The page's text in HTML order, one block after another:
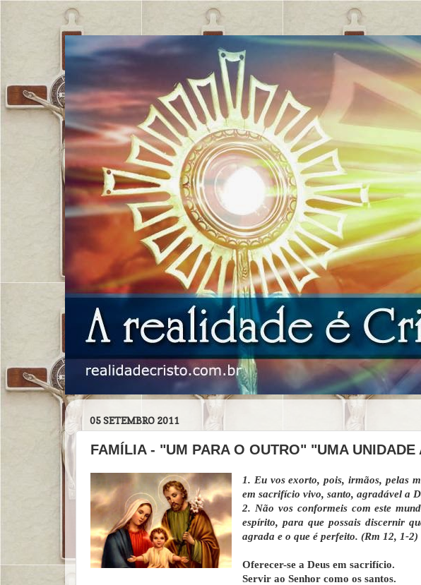
05 SETEMBRO 2011
FAMÍLIA - "UM PARA O OUTRO" "UMA UNIDADE
1. Eu vos exorto, pois, irmãos, pelas
em sacrifício vivo, santo, agradável a
2. Não vos conformeis com este
espírito, para que possais discernir
agrada e o que é perfeito. (Rm 12, 1-2)
Oferecer-se a Deus em sacrifício.
Servir ao Senhor como os santos.